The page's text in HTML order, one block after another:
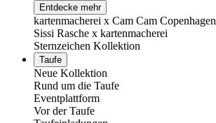
Entdecke mehr
kartenmacherei x Cam Cam Copenhagen
Sissi Rasche x kartenmacherei
Sternzeichen Kollektion
Taufe
Neue Kollektion
Rund um die Taufe
Eventplattform
Vor der Taufe